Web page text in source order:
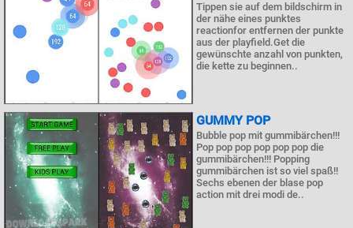
Tippen sie auf dem bildschirm in
der nähe eines punktes
reactionfor entfernen der punkte
aus der playfield.Get die
gewünschte anzahl von punkten,
die kette zu beginnen..
GUMMY POP
Bubble pop mit gummibärchen!!!
Pop pop pop pop pop pop die
gummibärchen!!! Popping
gummibärchen ist so viel spaß!!
Sechs ebenen der blase pop
action mit drei modi de..